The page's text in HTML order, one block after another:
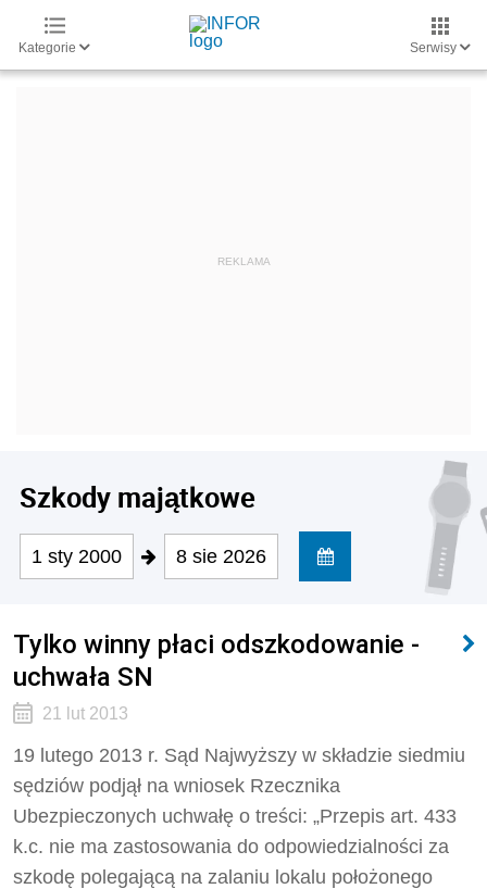
Kategorie Serwisy
Szkody majątkowe
1 sty 2000 8 sie 2026
Tylko winny płaci odszkodowanie -
uchwała SN
21 lut 2013
19 lutego 2013 r. Sąd Najwyższy w składzie siedmiu
sędziów podjął na wniosek Rzecznika
Ubezpieczonych uchwałę o treści: „Przepis art. 433
k.c. nie ma zastosowania do odpowiedzialności za
szkodę polegającą na zalaniu lokalu położonego